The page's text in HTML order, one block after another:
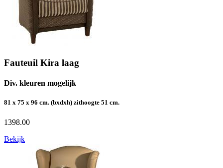
Fauteuil Kira laag
Div. kleuren mogelijk
81 x 75 x 96 cm. (bxdxh) zithoogte 51 cm.
1398.00
Bekijk